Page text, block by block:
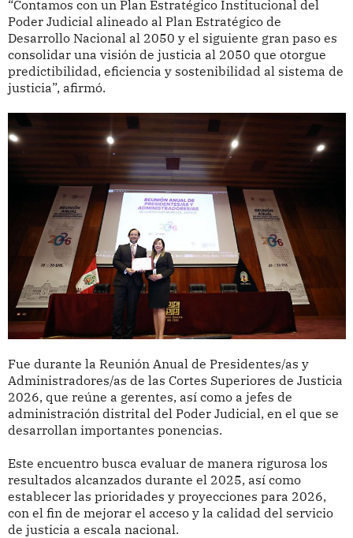
“Contamos con un Plan Estratégico Institucional del
Poder Judicial alineado al Plan Estratégico de
Desarrollo Nacional al 2050 y el siguiente gran paso es
consolidar una visión de justicia al 2050 que otorgue
predictibilidad, eficiencia y sostenibilidad al sistema de
justicia”, afirmó.
Fue durante la Reunión Anual de Presidentes/as y
Administradores/as de las Cortes Superiores de Justicia
2026, que reúne a gerentes, así como a jefes de
administración distrital del Poder Judicial, en el que se
desarrollan importantes ponencias.
Este encuentro busca evaluar de manera rigurosa los
resultados alcanzados durante el 2025, así como
establecer las prioridades y proyecciones para 2026,
con el fin de mejorar el acceso y la calidad del servicio
de justicia a escala nacional.